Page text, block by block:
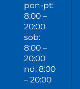
pon-pt:
8:00 –
20:00
sob:
8:00 –
20:00
nd: 8:00
– 20:00